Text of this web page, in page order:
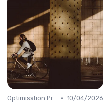
Optimisation Production • 10/04/2026